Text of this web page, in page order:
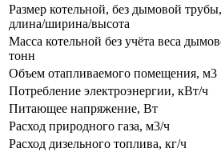
Размер котельной, без дымовой
длина/ширина/высота
Масса котельной без учёта веса
тонн
Объем отапливаемого помещения, м3
Потребление электроэнергии, кВт/ч
Питающее напряжение, Вт
Расход природного газа, м3/ч
Расход дизельного топлива, кг/ч